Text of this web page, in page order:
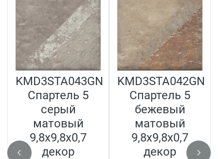
KMD3STA043GN
Спартель 5
серый
матовый
9,8x9,8x0,7
декор
KMD3STA042GN
Спартель 5
бежевый
матовый
9,8x9,8x0,7
декор